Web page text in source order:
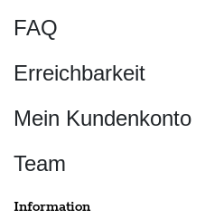
FAQ
Erreichbarkeit
Mein Kundenkonto
Team
Information